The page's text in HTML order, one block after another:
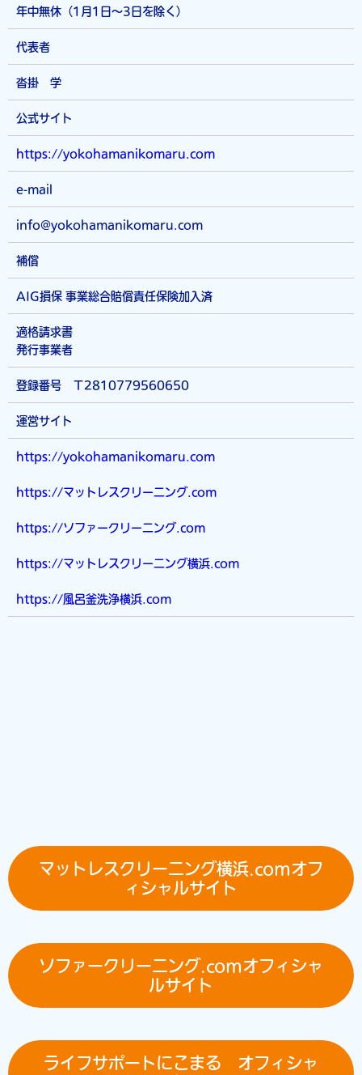
三者に該当しないものとします。 当社が利用目的の達成に必要
な範囲内において個人情報の取扱いの全部または一部を委託する
場合 合併その他の事由による事業の承継に伴って個人情報が提
合であって、その旨並びに共同して利用される個人情報の項目、
人情報の管理について責任を有する者の氏名または名称につい
に置いた場合 第6条（個人情報の開示） 当社は、本人から個人
情報の開示を求められたときは、本人に対し、遅滞なくこれを開
場合は、その全部または一部を開示しないこともあり、開示しな
人情報の開示に際しては、1件あたり1、000円の手数料を申し
利益を害するおそれがある場合 当社の業務の適正な実施に著し
い支障を及ぼすおそれがある場合 その他法令に違反することと
なる場合 前項の定めにかかわらず、履歴情報および特性情報な
どの個人情報以外の情報については、原則として開示いたしませ
ん。 第7条（個人情報の訂正および削除） ユーザーは、当社の
保有する自己の個人情報が誤った情報である場合には、当社が定
める手続きにより、当社に対して個人情報の訂正、追加または削
除（以下、「訂正等」といいます。）を請求することができま
す。 当社は、ユーザーから前項の請求を受けてその請求に応じ
る必要があると判断した場合には、遅滞なく、当該個人情報の訂
を行った場合、または訂正等を行わない旨の決定をしたときは遅
停止等） 当社は、本人から、個人情報が、利用目的の範囲を超
えて取り扱われているという理由、または不正の手段により取得
されたものであるという理由により、その利用の停止または消去
（以下、「利用停止等」といいます。）を求められた場合には、
の請求に応じる必要があると判断した場合には、遅滞なく、当該
き利用停止等を行った場合、または利用停止等を行わない旨の決
〒224-0056神奈川県横浜市都筑区川和台38-5
ライフサポートにこまる
Email： info@yokohamanikomaru.com
年中無休（1月1日～3日を除く）
代表者
沓掛 学
公式サイト
https://yokohamanikomaru.com
e-mail
info@yokohamanikomaru.com
補償
AIG損保 事業総合賠償責任保険加入済
適格請求書
発行事業者
登録番号 Ｔ2810779560650
運営サイト
https://yokohamanikomaru.com
https://マットレスクリーニング.com
https://ソファークリーニング.com
https://マットレスクリーニング横浜.com
https://風呂釜洗浄横浜.com
マットレスクリーニング横浜.comオフ
ィシャルサイト
ソファークリーニング.comオフィシャ
ルサイト
ライフサポートにこまる オフィシャ